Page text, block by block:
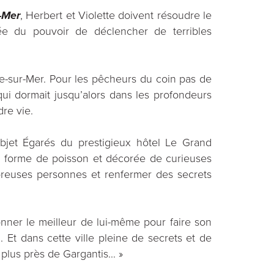
, Herbert et Violette doivent résoudre le
du pouvoir de déclencher de terribles
Mer. Pour les pêcheurs du coin pas de
dormait jusqu’alors dans les profondeurs
vie.
Égarés du prestigieux hôtel Le Grand
de poisson et décorée de curieuses
personnes et renfermer des secrets
le meilleur de lui-même pour faire son
Et dans cette ville pleine de secrets et de
près de Gargantis... »